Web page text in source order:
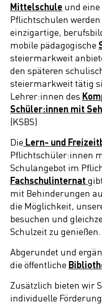
Mittelschule und eine
Pflichtschulen
einzigartige,
mobile pädagogische
steiermarkweit
den späteren
steiermarkweit tätig
Lehrer:innen des
Schüler:innen mit
(KSBS)
Die Lern- und
Pflichtschüler:innen
Schulangebot im
Fachschulinternat
mit Behinderungen
die Möglichkeit,
besuchen und
Schulzeit zu genießen.
Abgerundet und
die öffentliche
Zusätzlich bieten wir
individuelle